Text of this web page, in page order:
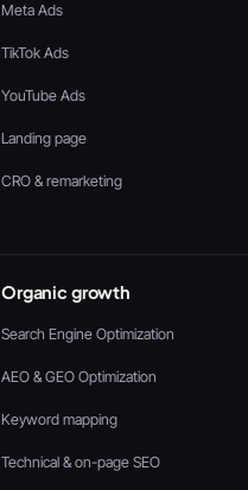
Meta Ads
TikTok Ads
YouTube Ads
Landing page
CRO & remarketing
Organic growth
Search Engine Optimization
AEO & GEO Optimization
Keyword mapping
Technical & on-page SEO